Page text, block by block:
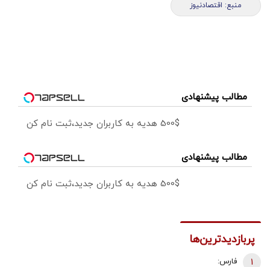
منبع: اقتصادنیوز
مطالب پیشنهادی
500$ هدیه به کاربران جدید،ثبت نام کن
مطالب پیشنهادی
500$ هدیه به کاربران جدید،ثبت نام کن
پربازدیدترین‌ها
فارس: 1